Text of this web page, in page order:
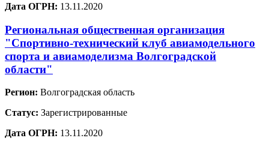
Дата ОГРН: 13.11.2020
Региональная общественная организация
"Спортивно-технический клуб авиамодельного
спорта и авиамоделизма Волгоградской
области"
Регион: Волгоградская область
Статус: Зарегистрированные
Дата ОГРН: 13.11.2020